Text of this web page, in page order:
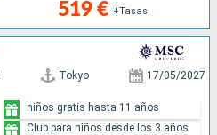
519 € +Tasas
Tokyo 17/05/2027
niños gratis hasta 11 años
Club para niños desde los 3 años